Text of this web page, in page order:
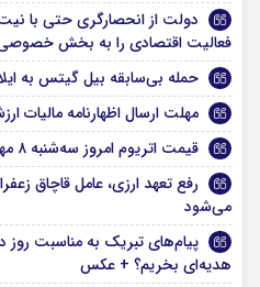
دولت از انحصارگری حتی با
فعالیت اقتصادی را به بخش
حمله بی‌سابقه بیل گیتس به
مهلت ارسال اظهارنامه مالیات
قیمت اتریوم امروز سه‌شنبه ۸ مهرماه ۱۴۰۴/افزایش قیمت
رفع تعهد ارزی، عامل قاچاق
می‌شود
هدیه‌ای بخریم؟ + عکس